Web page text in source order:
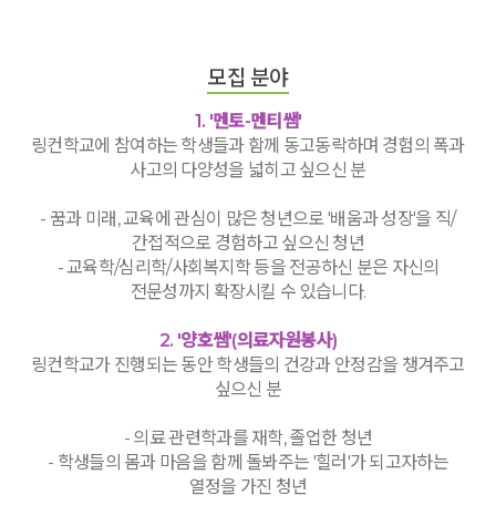
모집 분야
1. '멘토-멘티쌤'
링컨학교에 참여하는 학생들과 함께 동고동락하며 경험의 폭과
사고의 다양성을 넓히고 싶으신 분
- 꿈과 미래, 교육에 관심이 많은 청년으로 '배움과 성장'을 직/
간접적으로 경험하고 싶으신 청년
- 교육학/심리학/사회복지학 등을 전공하신 분은 자신의
전문성까지 확장시킬 수 있습니다.
2. '양호쌤'(의료자원봉사)
링컨학교가 진행되는 동안 학생들의 건강과 안정감을 챙겨주고
싶으신 분
- 의료 관련학과를 재학, 졸업한 청년
- 학생들의 몸과 마음을 함께 돌봐주는 '힐러'가 되고자하는
열정을 가진 청년